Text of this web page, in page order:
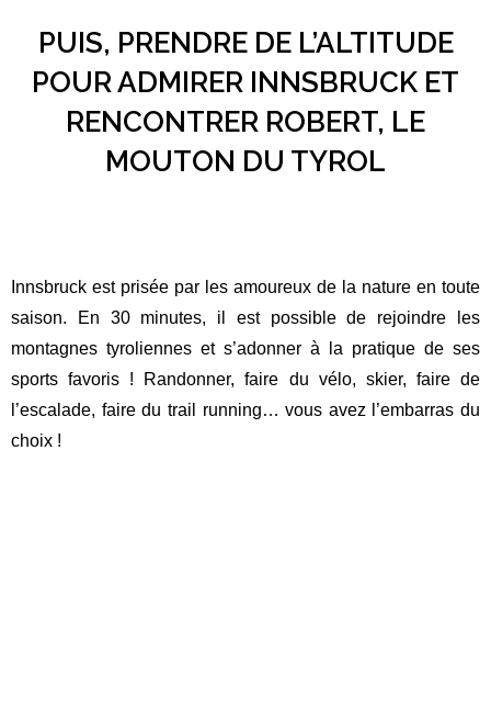
PUIS, PRENDRE DE L’ALTITUDE
POUR ADMIRER INNSBRUCK ET
RENCONTRER ROBERT, LE
MOUTON DU TYROL
Innsbruck est prisée par les amoureux de la nature en toute
saison. En 30 minutes, il est possible de rejoindre les
montagnes tyroliennes et s’adonner à la pratique de ses
sports favoris ! Randonner, faire du vélo, skier, faire de
l’escalade, faire du trail running… vous avez l’embarras du
choix !